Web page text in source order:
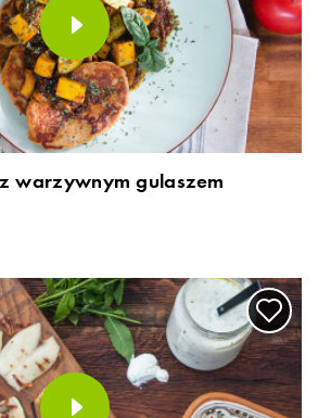
warzywnym gulaszem